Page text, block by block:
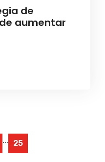
de
aumentar
... 25